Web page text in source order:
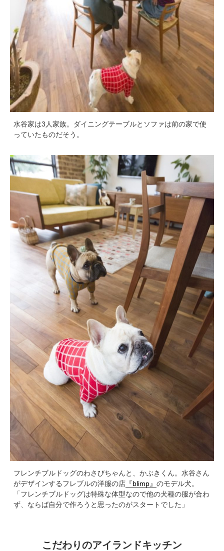
水谷家は3人家族。ダイニングテーブルとソファは前の家で使
っていたものだそう。
フレンチブルドッグのわさびちゃんと、かぶきくん。水谷さん
がデザインするフレブルの洋服の店 『blimp』 のモデル犬。
「フレンチブルドッグは特殊な体型なので他の犬種の服が合わ
ず、ならば自分で作ろうと思ったのがスタートでした」
こだわりのアイランドキッチン